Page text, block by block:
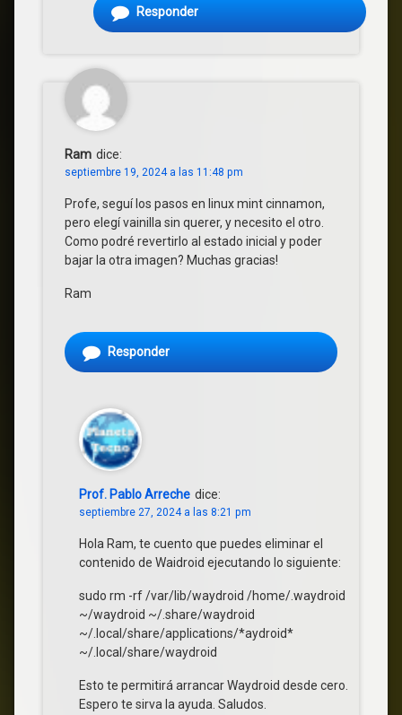
Responder
Ram dice:
septiembre 19, 2024 a las 11:48 pm
Profe, seguí los pasos en linux mint cinnamon,
pero elegí vainilla sin querer, y necesito el otro.
Como podré revertirlo al estado inicial y poder
bajar la otra imagen? Muchas gracias!
Ram
Responder
Prof. Pablo Arreche dice:
septiembre 27, 2024 a las 8:21 pm
Hola Ram, te cuento que puedes eliminar el
contenido de Waidroid ejecutando lo siguiente:
sudo rm -rf /var/lib/waydroid /home/.waydroid
~/waydroid ~/.share/waydroid
~/.local/share/applications/*aydroid*
~/.local/share/waydroid
Esto te permitirá arrancar Waydroid desde cero.
Espero te sirva la ayuda. Saludos.